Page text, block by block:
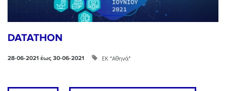
DATATHON
28-06-2021 έως 30-06-2021 ΕΚ "Αθηνά"